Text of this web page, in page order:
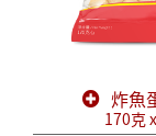
炸魚
170克